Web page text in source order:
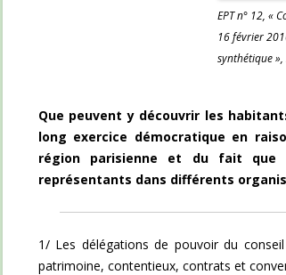
EPT n° 12, «
16 février
synthétique
Que peuvent y découvrir les
long exercice démocratique en
région parisienne et du fait que
représentants dans différents
1/ Les délégations de pouvoir du
patrimoine, contentieux, contrats et